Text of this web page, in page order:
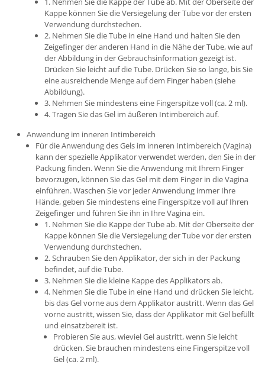
Kappe können Sie die Versiegelung der Tube vor der ersten
Verwendung durchstechen.
2. Nehmen Sie die Tube in eine Hand und halten Sie den
Zeigefinger der anderen Hand in die Nähe der Tube, wie auf
der Abbildung in der Gebrauchsinformation gezeigt ist.
Drücken Sie leicht auf die Tube. Drücken Sie so lange, bis Sie
eine ausreichende Menge auf dem Finger haben (siehe
Abbildung).
3. Nehmen Sie mindestens eine Fingerspitze voll (ca. 2 ml).
4. Tragen Sie das Gel im äußeren Intimbereich auf.
Anwendung im inneren Intimbereich
Für die Anwendung des Gels im inneren Intimbereich (Vagina)
kann der spezielle Applikator verwendet werden, den Sie in der
Packung finden. Wenn Sie die Anwendung mit Ihrem Finger
bevorzugen, können Sie das Gel mit dem Finger in die Vagina
einführen. Waschen Sie vor jeder Anwendung immer Ihre
Hände, geben Sie mindestens eine Fingerspitze voll auf Ihren
Zeigefinger und führen Sie ihn in Ihre Vagina ein.
1. Nehmen Sie die Kappe der Tube ab. Mit der Oberseite der
Kappe können Sie die Versiegelung der Tube vor der ersten
Verwendung durchstechen.
2. Schrauben Sie den Applikator, der sich in der Packung
befindet, auf die Tube.
3. Nehmen Sie die kleine Kappe des Applikators ab.
4. Nehmen Sie die Tube in eine Hand und drücken Sie leicht,
bis das Gel vorne aus dem Applikator austritt. Wenn das Gel
vorne austritt, wissen Sie, dass der Applikator mit Gel befüllt
und einsatzbereit ist.
Probieren Sie aus, wieviel Gel austritt, wenn Sie leicht
drücken. Sie brauchen mindestens eine Fingerspitze voll
Gel (ca. 2 ml).